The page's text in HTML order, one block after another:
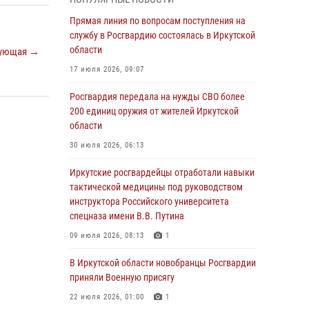
→
05 августа 2026, 07:44 4
Военнослужащий Росгвардии из Иркутска
а не казаться»
04 августа 2026, 07:14 3
03 августа 2026, 04:55
Росгвардия обеспечила безопасность
мероприятий, посвященных Дню Воздушно-
десантных войск в Иркутской области
Росгвардейцы из Братска присоединились к
донорской акции «От сердца к сердцу»
Прямая линия по вопросам поступления на
службу в Росгвардию состоялась в Иркутской
области
17 июля 2026, 09:07
Росгвардия передала на нужды СВО более
200 единиц оружия от жителей Иркутской
области
30 июля 2026, 06:13
Иркутские росгвардейцы отработали навыки
тактической медицины под руководством
инструктора Российского университета
спецназа имени В.В. Путина
09 июля 2026, 08:13 1
В Иркутской области новобранцы Росгвардии
приняли Военную присягу
22 июля 2026, 01:00 1